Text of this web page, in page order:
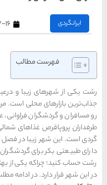
۱۰:۰۸ ق٫ظ
گیلان بوده که دارای
بسیار خونگرم‌اند؛ از همین
سفر به رشت هستند. اگر یکی از
رشت بهترین گزینه برای شکم
آب و هوای مطبوعی داشته و
اقامت نیز می‌توانید روی شهر
یعنیهتل کادوس رشت
ارائه اطلاعاتی مفید بهمعرفی